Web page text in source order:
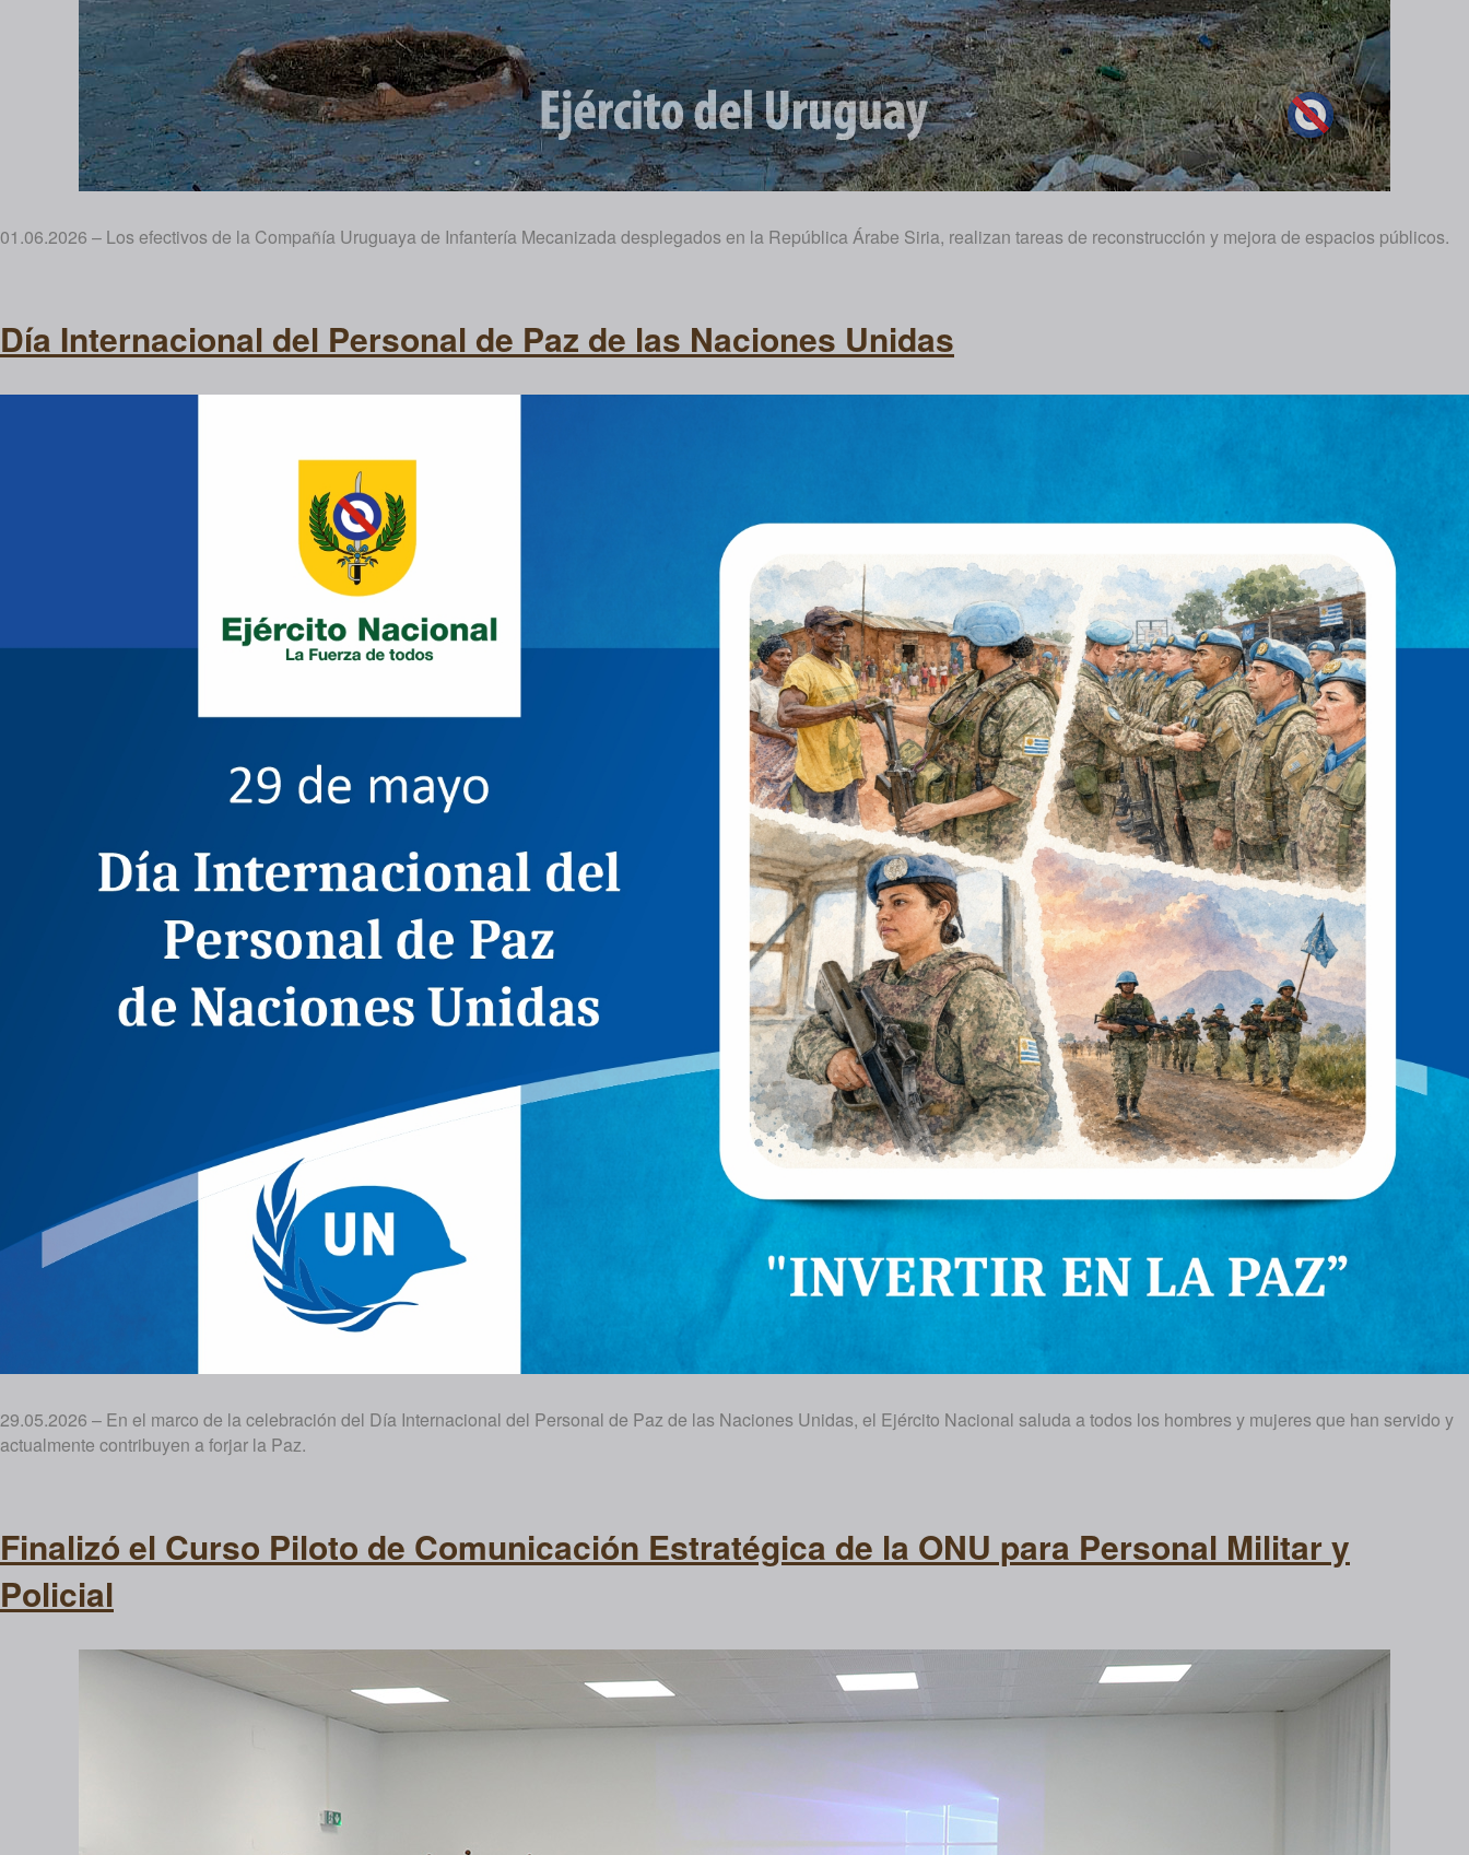
01.06.2026 – Los efectivos de la Compañía Uruguaya de Infantería Mecanizada desplegados en la República Árabe Siria, realizan tareas de reconstrucción y mejora de espacios públicos.
Día Internacional del Personal de Paz de las Naciones Unidas
29.05.2026 – En el marco de la celebración del Día Internacional del Personal de Paz de las Naciones Unidas, el Ejército Nacional saluda a todos los hombres y mujeres que han servido y
actualmente contribuyen a forjar la Paz.
Finalizó el Curso Piloto de Comunicación Estratégica de la ONU para Personal Militar y
Policial